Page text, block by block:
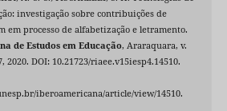
investigação sobre contribuições de
em processo de alfabetização e letramento.
de Estudos em Educação, Araraquara, v.
2020. DOI: 10.21723/riaee.v15iesp4.14510.
iberoamericana/article/view/14510.